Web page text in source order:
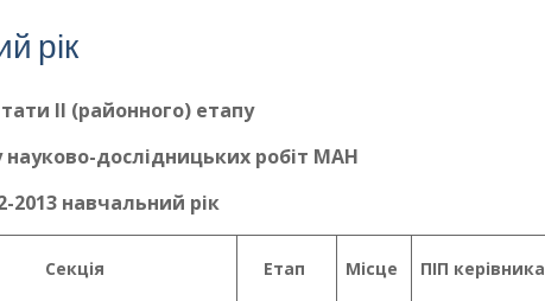
рік
ІІ (районного) етапу
науково-дослідницьких робіт МАН
2013 навчальний рік
Секція Етап Місце ПІП керівника